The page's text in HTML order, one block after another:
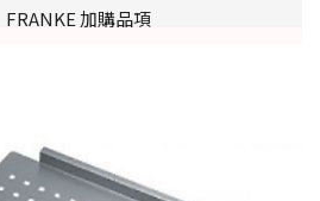
FRANKE 加購品項